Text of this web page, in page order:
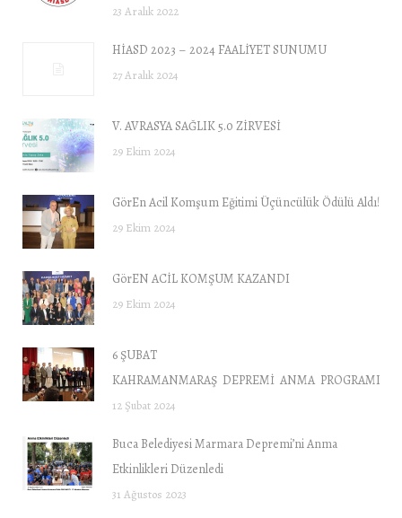
23 Aralık 2022
HİASD 2023 – 2024 FAALİYET SUNUMU
27 Aralık 2024
V. AVRASYA SAĞLIK 5.0 ZİRVESİ
29 Ekim 2024
GörEn Acil Komşum Eğitimi Üçüncülük Ödülü Aldı!
29 Ekim 2024
GörEN ACİL KOMŞUM KAZANDI
29 Ekim 2024
6 ŞUBAT
KAHRAMANMARAŞ DEPREMİ ANMA PROGRAMI
12 Şubat 2024
Buca Belediyesi Marmara Depremi’ni Anma
Etkinlikleri Düzenledi
31 Ağustos 2023